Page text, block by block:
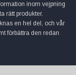
inom vejpning
rätt produkter.
en hel del, och vår
förbättra den redan